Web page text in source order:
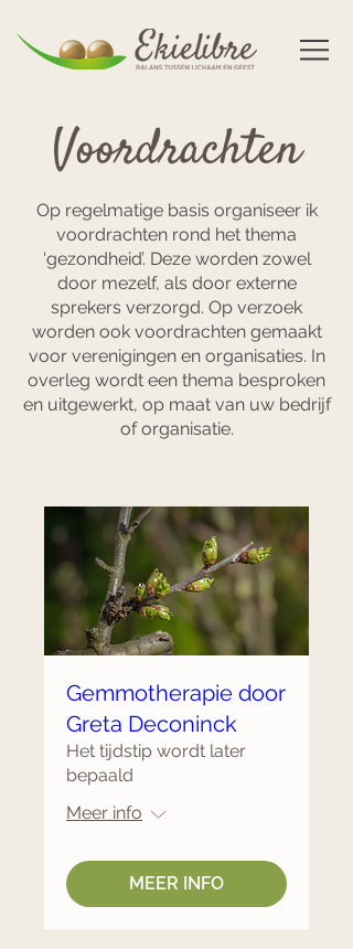
Gemmotherapie door
Greta Deconinck
Het tijdstip wordt later
bepaald
Meer info
MEER INFO
Voordrachten
Op regelmatige basis organiseer ik
voordrachten rond het thema
‘gezondheid’. Deze worden zowel
door mezelf, als door externe
sprekers verzorgd. Op verzoek
worden ook voordrachten gemaakt
voor verenigingen en organisaties. In
overleg wordt een thema besproken
en uitgewerkt, op maat van uw bedrijf
of organisatie.